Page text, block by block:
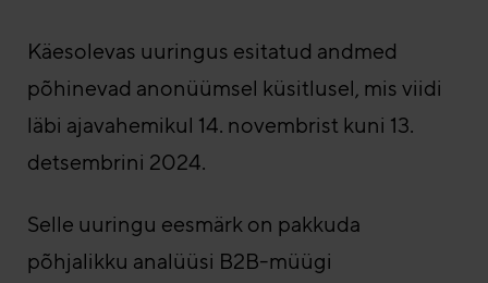
Käesolevas uuringus esitatud andmed
põhinevad anonüümsel küsitlusel, mis viidi
läbi ajavahemikul 14. novembrist kuni 13.
detsembrini 2024.
Selle uuringu eesmärk on pakkuda
põhjalikku analüüsi B2B-müügi